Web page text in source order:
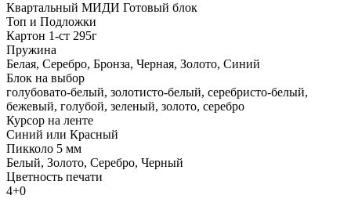
Квартальный МИДИ Готовый блок
Топ и Подложки
Картон 1-ст 295г
Пружина
Белая, Серебро, Бронза, Черная, Золото, Синий
Блок на выбор
голубовато-белый, золотисто-белый, серебристо-белый,
бежевый, голубой, зеленый, золото, серебро
Курсор на ленте
Синий или Красный
Пикколо 5 мм
Белый, Золото, Серебро, Черный
Цветность печати
4+0